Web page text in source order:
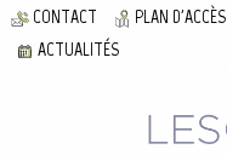
CONTACT PLAN D'ACCÈS
ACTUALITÉS